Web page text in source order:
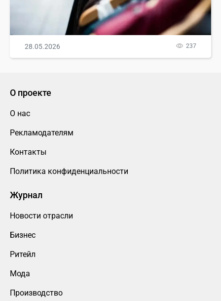
28.05.2026 237
О проекте
О нас
Рекламодателям
Контакты
Политика конфиденциальности
Журнал
Новости отрасли
Бизнес
Ритейл
Мода
Производство